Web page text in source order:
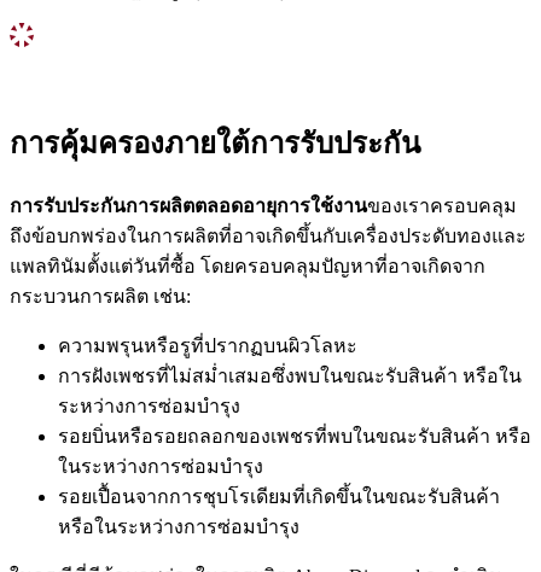
การคุ้มครองภายใต้การรับประกัน
การรับประกันการผลิตตลอดอายุการใช้งานของเราครอบคลุม
ถึงข้อบกพร่องในการผลิตที่อาจเกิดขึ้นกับเครื่องประดับทองและ
แพลทินัมตั้งแต่วันที่ซื้อ โดยครอบคลุมปัญหาที่อาจเกิดจาก
กระบวนการผลิต เช่น:
ความพรุนหรือรูที่ปรากฏบนผิวโลหะ
การฝังเพชรที่ไม่สม่ำเสมอซึ่งพบในขณะรับสินค้า หรือใน
ระหว่างการซ่อมบำรุง
รอยบิ่นหรือรอยถลอกของเพชรที่พบในขณะรับสินค้า หรือ
ในระหว่างการซ่อมบำรุง
รอยเปื้อนจากการชุบโรเดียมที่เกิดขึ้นในขณะรับสินค้า
หรือในระหว่างการซ่อมบำรุง